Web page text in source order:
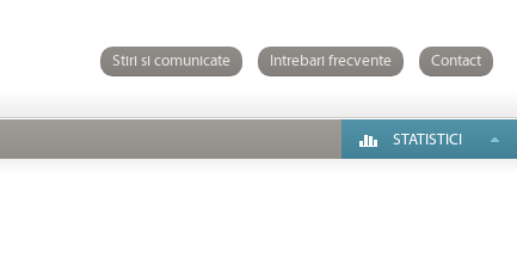
Stiri si comunicate Intrebari frecvente Contact
STATISTICI